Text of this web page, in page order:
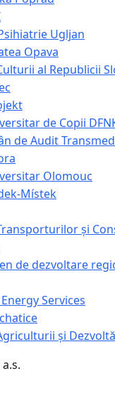
Ugljan
Opava
al Republicii
de Copii
de Audit
Olomouc
Místek
și
de dezvoltare
Services
și